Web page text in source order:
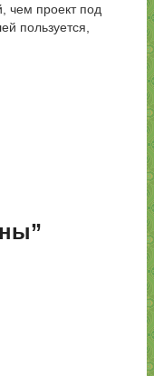
чем проект под
пользуется,